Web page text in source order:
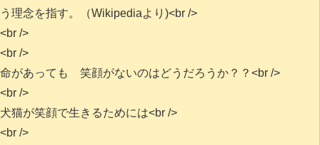
う理念を指す。（Wikipediaより)<br />
<br />
<br />
命があっても 笑顔がないのはどうだろうか？？<br />
<br />
犬猫が笑顔で生きるためには<br />
<br />